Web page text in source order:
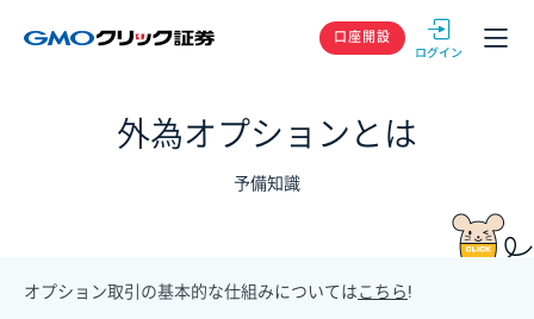
GMOクリック
口座開設
外為オプションとは
予備知識
オプション取引の基本的な仕組みについてはこちら!